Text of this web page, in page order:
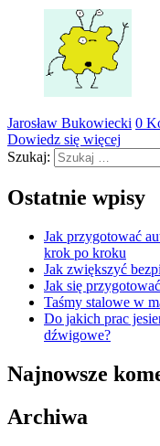
Jarosław Bukowiecki 0
Dowiedz się więcej
Szukaj:
Ostatnie wpisy
Jak przygotować
krok po kroku
Jak zwiększyć
Jak się
Taśmy stalowe w
Do jakich prac
dźwigowe?
Najnowsze
Archiwa